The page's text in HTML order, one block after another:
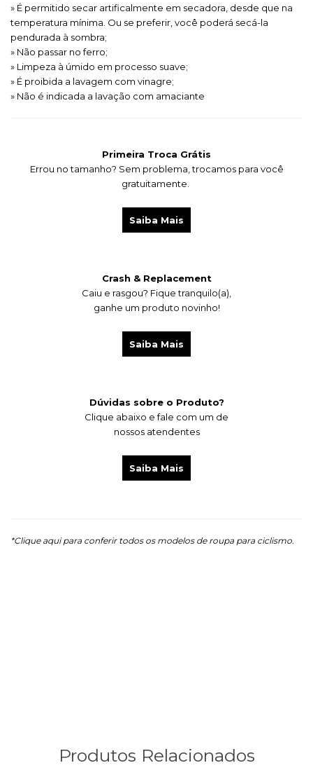
» É permitido secar artificalmente em secadora, desde que na
temperatura mínima. Ou se preferir, você poderá secá-la
pendurada à sombra;
» Não passar no ferro;
» Limpeza à úmido em processo suave;
» É proibida a lavagem com vinagre;
» Não é indicada a lavação com amaciante
Primeira Troca Grátis
Errou no tamanho? Sem problema, trocamos para você
gratuitamente.
Saiba Mais
Crash & Replacement
Caiu e rasgou? Fique tranquilo(a),
ganhe um produto novinho!
Saiba Mais
Dúvidas sobre o Produto?
Clique abaixo e fale com um de
nossos atendentes
Saiba Mais
*Clique aqui para conferir todos os modelos de roupa para ciclismo.
Produtos Relacionados